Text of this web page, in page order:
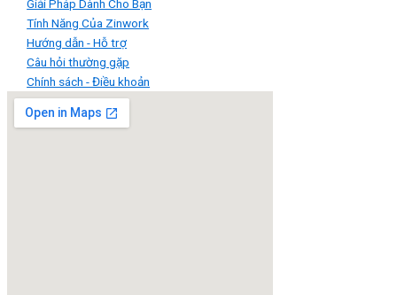
Giải Pháp Dành Cho Bạn
Tính Năng Của Zinwork
Hướng dẫn - Hỗ trợ
Câu hỏi thường gặp
Chính sách - Điều khoản